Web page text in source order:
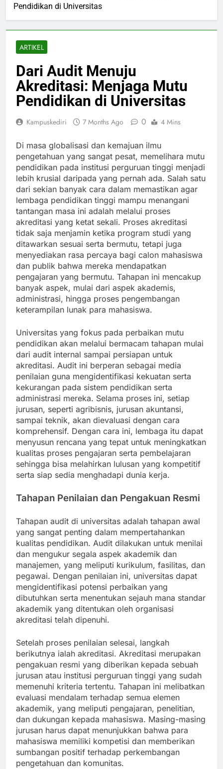
Pendidikan di Universitas
ARTIKEL
Dari Audit Menuju
Akreditasi: Menjaga Mutu
Pendidikan di Universitas
Kampuskediri 7 Months Ago 0 4 Mins
Di masa globalisasi dan kemajuan ilmu
pengetahuan yang sangat pesat, memelihara mutu
pendidikan pada institusi perguruan tinggi menjadi
lebih krusial daripada yang pernah ada. Salah satu
dari sekian banyak cara dalam memastikan agar
lembaga pendidikan tinggi mampu menangani
tantangan masa ini adalah melalui proses
akreditasi yang ketat sekali. Proses akreditasi
tidak saja menjamin ketika program studi yang
ditawarkan sesuai serta bermutu, tetapi juga
menyediakan rasa percaya bagi calon mahasiswa
dan publik bahwa mereka mendapatkan
pengajaran yang bermutu. Tahapan ini mencakup
banyak aspek, mulai dari aspek akademis,
administrasi, hingga proses pengembangan
keterampilan lunak para mahasiswa.
Universitas yang fokus pada perbaikan mutu
pendidikan akan melalui bermacam tahapan mulai
dari audit internal sampai persiapan untuk
akreditasi. Audit ini berperan sebagai media
penilaian guna mengidentifikasi kekuatan serta
kekurangan pada sistem pendidikan serta
administrasi mereka. Selama proses ini, setiap
jurusan, seperti agribisnis, jurusan akuntansi,
sampai teknik, akan dievaluasi dengan cara
komprehensif. Dengan cara ini, lembaga itu dapat
menyusun rencana yang tepat untuk meningkatkan
kualitas proses pengajaran serta pembelajaran
sehingga bisa melahirkan lulusan yang kompetitif
serta siap sedia menghadapi dunia kerja.
Tahapan Penilaian dan Pengakuan Resmi
Tahapan audit di universitas adalah tahapan awal
yang sangat penting dalam mempertahankan
kualitas pendidikan. Audit dilakukan untuk menilai
dan mengukur segala aspek akademik dan
manajemen, yang meliputi kurikulum, fasilitas, dan
pegawai. Dengan penilaian ini, universitas dapat
mengidentifikasi potensi perbaikan yang
dibutuhkan serta menentukan sejauh mana standar
akademik yang ditentukan oleh organisasi
akreditasi telah dipenuhi.
Setelah proses penilaian selesai, langkah
berikutnya ialah akreditasi. Akreditasi merupakan
pengakuan resmi yang diberikan kepada sebuah
jurusan atau institusi perguruan tinggi yang sudah
memenuhi kriteria tertentu. Tahapan ini melibatkan
evaluasi mendalam terhadap semua elemen
akademik, yang meliputi pengajaran, penelitian,
dan dukungan kepada mahasiswa. Masing-masing
jurusan harus dapat menunjukkan bahwa para
mahasiswa memiliki kompetisi dan memberikan
sumbangan positif terhadap perkembangan
pengetahuan dan komunitas.